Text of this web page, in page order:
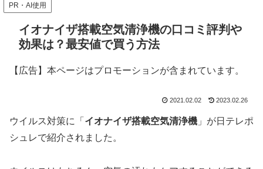
PR・AI使用
イオナイザ搭載空気清浄機の口コミ評判や
効果は？最安値で買う方法
【広告】本ページはプロモーションが含まれています。
2021.02.02 2023.02.26
ウイルス対策に「 イオナイザ搭載空気清浄機 」が日テレポ
シュレで紹介されました。